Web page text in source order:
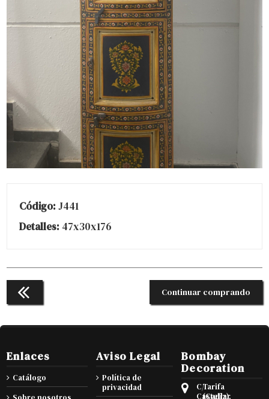
Código: J441
Detalles: 47x30x176
Continuar comprando
Enlaces
Catálogo
Aviso Legal
Política de
privacidad
Bombay
Decoration
C/
Castellar
Tarifa
(Cadiz),